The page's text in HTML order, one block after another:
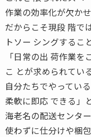
作業の効率化が欠かせ
だからこそ現段 階で
トソー シングするこ
「日常の出 荷作業
こ とが求められている
自分たちでやってい
柔軟に即応 できる」
海老名の配送センタ
使わずに仕分けや梱